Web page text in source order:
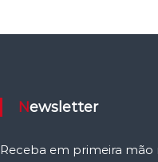
Newsletter
Receba em primeira mão